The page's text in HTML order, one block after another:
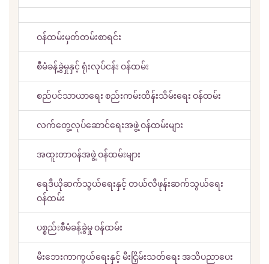
ဝန်ထမ်းမှတ်တမ်းစာရင်း
စီမံခန့်ခွဲမှုနှင့် ရုံးလုပ်ငန်း ဝန်ထမ်း
စည်ပင်သာယာရေး စည်းကမ်းထိန်းသိမ်းရေး ဝန်ထမ်း
လက်တွေ့လုပ်ဆောင်ရေးအဖွဲ့ ဝန်ထမ်းများ
အထူးတာဝန်အဖွဲ့ ဝန်ထမ်းများ
ရေဒီယိုဆက်သွယ်ရေးနှင့် တယ်လီဖုန်းဆက်သွယ်ရေး
ဝန်ထမ်း
ပစ္စည်းစီမံခန့်ခွဲမှု ဝန်ထမ်း
မီးဘေးကာကွယ်ရေးနှင့် မီးငြှိမ်းသတ်ရေး အသိပညာပေး